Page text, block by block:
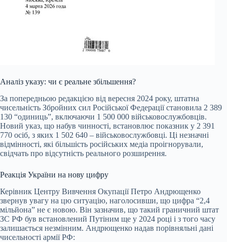
Аналіз указу: чи є реальне збільшення?
За попередньою редакцією від вересня 2024 року, штатна
чисельність Збройних сил Російської Федерації становила 2 389
130 “одиниць”, включаючи 1 500 000 військовослужбовців.
Новий указ, що набув чинності, встановлює показник у 2 391
770 осіб, з яких 1 502 640 – військовослужбовці. Ці незначні
відмінності, які більшість російських медіа проігнорували,
свідчать про відсутність реального розширення.
Реакція України на нову цифру
Керівник Центру Вивчення Окупації Петро Андрющенко
звернув увагу на цю ситуацію, наголосивши, що цифра “2,4
мільйона” не є новою. Він зазначив, що такий граничний штат
ЗС РФ був встановлений Путіним ще у 2024 році і з того часу
залишається незмінним. Андрющенко надав порівняльні дані
чисельності армії РФ: